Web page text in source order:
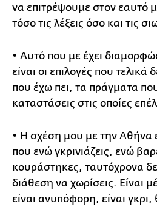
να επιτρέψουμε στον εαυτό
τόσο τις λέξεις όσο και τις
• Αυτό που με έχει
είναι οι επιλογές που τελικά
που έχω πει, τα πράγματα
καταστάσεις στις οποίες
• Η σχέση μου με την Αθήνα
που ενώ γκρινιάζεις, ενώ
κουράστηκες, ταυτόχρονα
διάθεση να χωρίσεις. Είναι
είναι ανυπόφορη, είναι